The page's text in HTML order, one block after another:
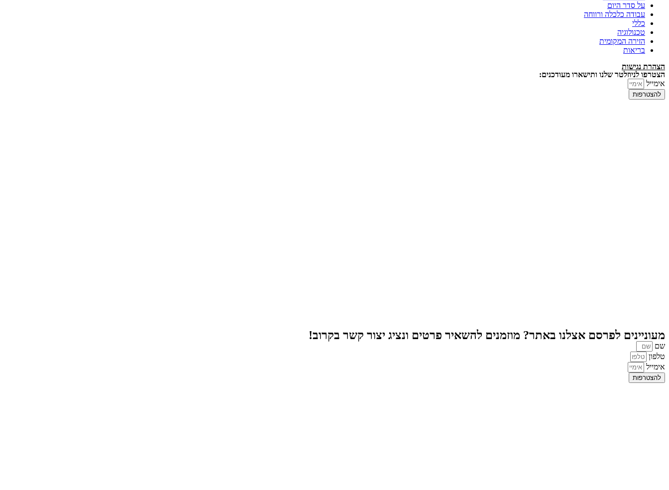
על סדר היום
עבודה כלכלה ורווחה
כללי
טכנולוגיה
הזירה המקומית
בריאות
הצהרת נגישות
הצטרפו לניוזלטר שלנו ותישארו מעודכנים:
אימייל
להצטרפות
מעוניינים לפרסם אצלנו באתר? מוזמנים להשאיר פרטים ונציג יצור קשר בקרוב!
שם
טלפון
אימייל
להצטרפות